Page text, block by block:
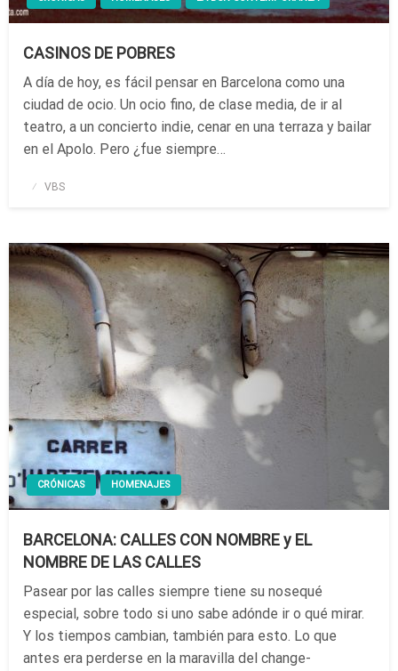
CASINOS DE POBRES
A día de hoy, es fácil pensar en Barcelona como una
ciudad de ocio. Un ocio fino, de clase media, de ir al
teatro, a un concierto indie, cenar en una terraza y bailar
en el Apolo. Pero ¿fue siempre…
Publicado
VBS
CRÓNICAS HOMENAJES
BARCELONA: CALLES CON NOMBRE y EL
NOMBRE DE LAS CALLES
Pasear por las calles siempre tiene su nosequé
especial, sobre todo si uno sabe adónde ir o qué mirar.
Y los tiempos cambian, también para esto. Lo que
antes era perderse en la maravilla del change-